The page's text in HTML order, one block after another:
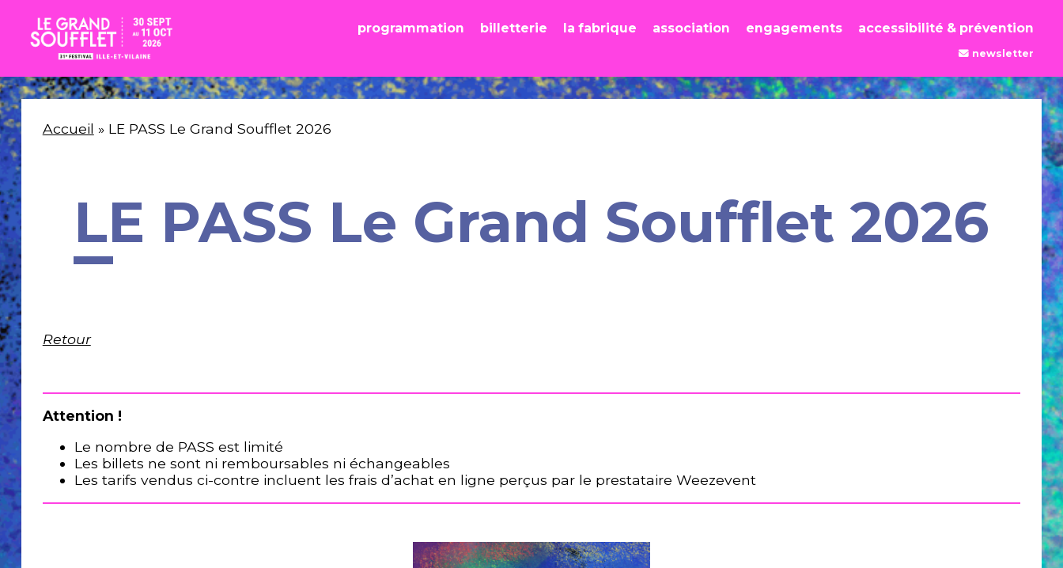
programmation billetterie la fabrique association engagements accessibilité & prévention
newsletter
Accueil
Billetterie
La
Fabrique
Association
Engagements
Accessibilité
&
Prévention
Accueil » LE PASS Le Grand Soufflet 2026
LE PASS Le Grand Soufflet 2026
Retour
Attention !
Le nombre de PASS est limité
Les billets ne sont ni remboursables ni échangeables
Les tarifs vendus ci-contre incluent les frais d’achat en ligne perçus par le prestataire Weezevent